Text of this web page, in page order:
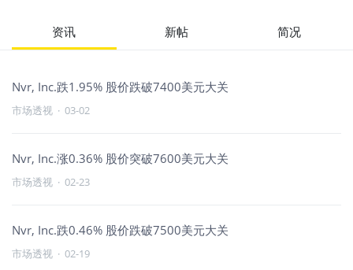
资讯 新帖 简况
Nvr, Inc.跌1.95% 股价跌破7400美元大关
市场透视 · 03-02
Nvr, Inc.涨0.36% 股价突破7600美元大关
市场透视 · 02-23
Nvr, Inc.跌0.46% 股价跌破7500美元大关
市场透视 · 02-19